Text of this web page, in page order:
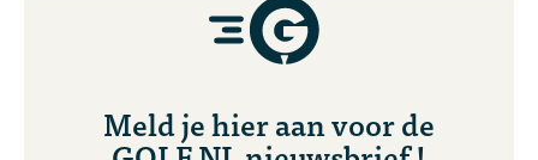
Meld je hier aan voor de